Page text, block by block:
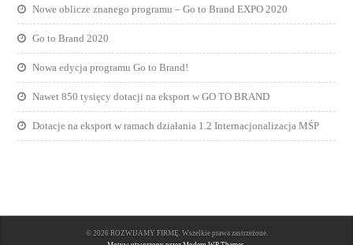
Nowe oblicze znanego programu – Go to Brand EXPO 2020
Go to Brand 2020
Nowa edycja programu Go to Brand!
Nawet 850 tysięcy dotacji na eksport w GO TO BRAND
Dotacje na eksport w ramach działania 1.2 Internacjonalizacja MŚP
© 2026 ROZWIJAMY FIRMĘ. Wszelkie prawa zastrzeżone.